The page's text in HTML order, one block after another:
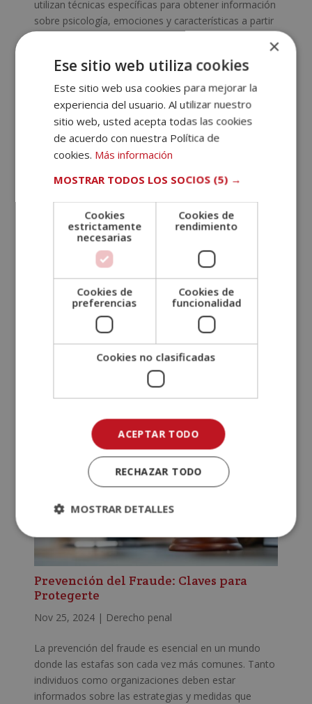
utilizan técnicas específicas para obtener información
sobre psicología, emociones y características a partir
de los...
¿Qué es un representante de los
trabajadores?
|Derecho laboral
El representante de los trabajadores es una figura
fundamental dentro del ámbito laboral, cuyo objetivo
es velar por los derechos e intereses de los
empleados dentro de una empresa u organización. Su
Prevención del Fraude: Claves para
Protegerte
Nov 25, 2024| Derecho penal
La prevención del fraude es esencial en un mundo
donde las estafas son cada vez más comunes. Tanto
individuos como organizaciones deben estar
informados sobre las estrategias y medidas que
×
Ese sitio web utiliza cookies
Este sitio web usa cookies para mejorar la
experiencia del usuario. Al utilizar nuestro
sitio web, usted acepta todas las cookies
de acuerdo con nuestra Política de
cookies. Más información
MOSTRAR TODOS LOS SOCIOS (5) →
Cookies
estrictamente
necesarias
Cookies de
rendimiento
Cookies de
preferencias
Cookies de
funcionalidad
Cookies no clasificadas
ACEPTAR TODO
RECHAZAR TODO
MOSTRAR DETALLES